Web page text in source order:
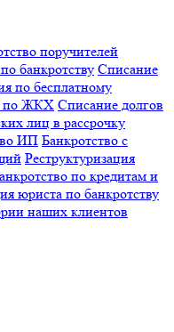
поручителей
банкротству Списание
по бесплатному
по ЖКХ Списание долгов
лиц в рассрочку
ИП Банкротство с
Реструктуризация
по кредитам и
юриста по банкротству
наших клиентов